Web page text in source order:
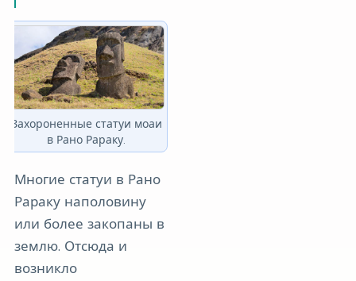
Захороненные статуи моаи
в Рано Рараку.
Многие статуи в Рано
Рараку наполовину
или более закопаны в
землю. Отсюда и
возникло